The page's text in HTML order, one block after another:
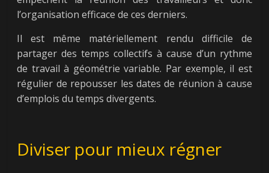
l’organisation efficace de ces derniers.
Il est même matériellement rendu difficile de
partager des temps collectifs à cause d’un rythme
de travail à géométrie variable. Par exemple, il est
régulier de repousser les dates de réunion à cause
d’emplois du temps divergents.
Diviser pour mieux régner